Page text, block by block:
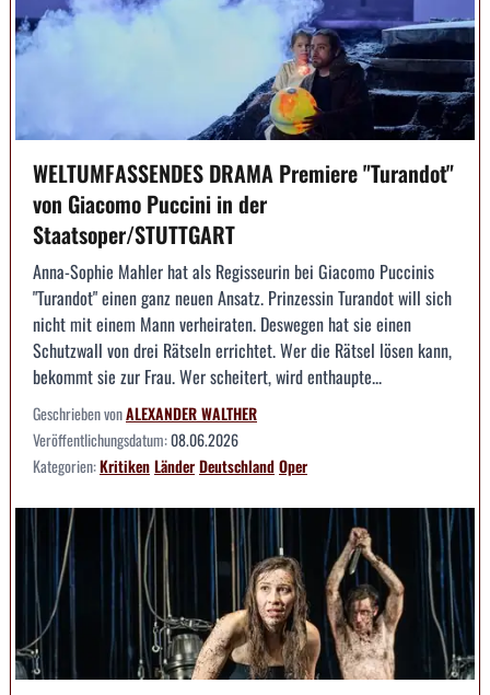
WELTUMFASSENDES DRAMA Premiere "Turandot"
von Giacomo Puccini in der
Staatsoper/STUTTGART
Anna-Sophie Mahler hat als Regisseurin bei Giacomo Puccinis
"Turandot" einen ganz neuen Ansatz. Prinzessin Turandot will sich
nicht mit einem Mann verheiraten. Deswegen hat sie einen
Schutzwall von drei Rätseln errichtet. Wer die Rätsel lösen kann,
bekommt sie zur Frau. Wer scheitert, wird enthaupte...
Geschrieben vonALEXANDER WALTHER
Veröffentlichungsdatum:08.06.2026
Kategorien:KritikenLänderDeutschlandOper